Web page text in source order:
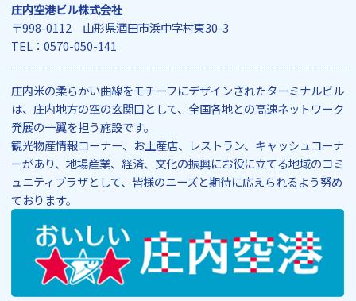
庄内空港ビル株式会社
〒998-0112 山形県酒田市浜中字村東30-3
TEL：0570-050-141
庄内米の柔らかい曲線をモチーフにデザインされたターミナルビル
は、庄内地方の空の玄関口として、全国各地との高速ネットワーク
発展の一翼を担う施設です。
観光物産情報コーナー、お土産店、レストラン、キャッシュコーナ
ーがあり、地場産業、経済、文化の振興にお役に立てる地域のコミ
ュニティプラザとして、皆様のニーズと期待に応えられるよう努め
ております。